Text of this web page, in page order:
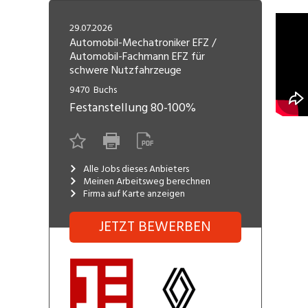
Freelance
Lehrstelle
Engineering, Technik, Architektur
Gastronomie, Hotellerie,
Tourismus, Lebensmittel
Informatik, Telekommunikation
Marketing, Kommunikation,
Medien, Druck
Verkauf, Handel, Kundenberatung,
Aussendienst
29.07.2026
Automobil-Mechatroniker EFZ /
Automobil-Fachmann EFZ für
schwere Nutzfahrzeuge
9470 Buchs
Festanstellung80-100%
Alle Jobs dieses Anbieters
Meinen Arbeitsweg berechnen
Firma auf Karte anzeigen
JETZT BEWERBEN